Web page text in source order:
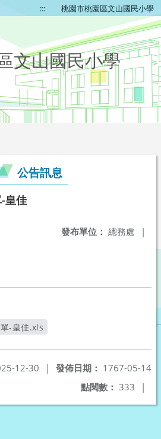
::: 桃園市桃園區文山國民小學
文山國民小學
公告訊息
皇佳
發布單位： 總務處 |
-皇佳.xls
發佈日期： 1767-05-14
12-30
|
點閱數： 333 |